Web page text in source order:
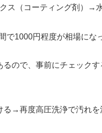
（コーティング剤）→水
で1000円程度が相場にな
ので、事前にチェック
→再度高圧洗浄で汚れを